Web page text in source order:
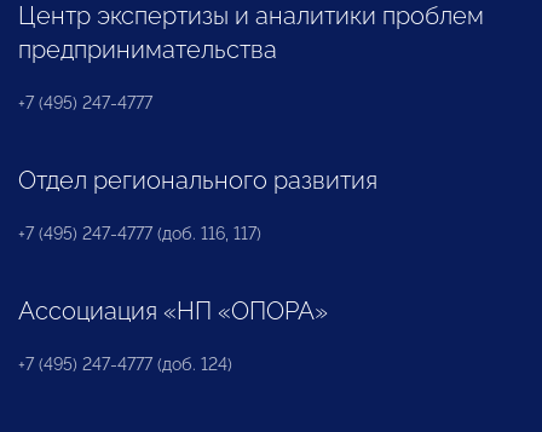
Центр экспертизы и аналитики проблем
предпринимательства
+7 (495) 247-4777
Отдел регионального развития
+7 (495) 247-4777 (доб. 116, 117)
Ассоциация «НП «ОПОРА»
+7 (495) 247-4777 (доб. 124)